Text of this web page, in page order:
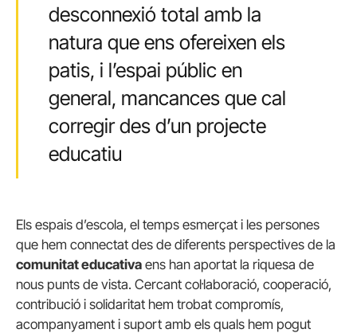
desconnexió total amb la
natura que ens ofereixen els
patis, i l’espai públic en
general, mancances que cal
corregir des d’un projecte
educatiu
Els espais d’escola, el temps esmerçat i les persones
que hem connectat des de diferents perspectives de la
comunitat educativa ens han aportat la riquesa de
nous punts de vista. Cercant col·laboració, cooperació,
contribució i solidaritat hem trobat compromís,
acompanyament i suport amb els quals hem pogut